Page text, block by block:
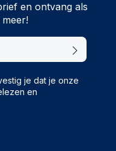
en ontvang als
je dat je onze
en